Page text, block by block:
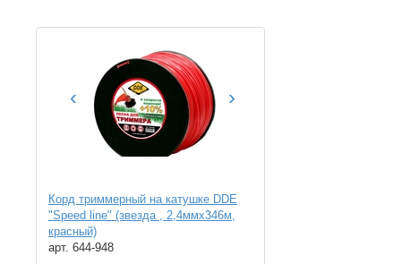
‹ ›
Корд триммерный на катушке DDE
"Speed line" (звезда , 2,4ммх346м,
красный)
арт. 644-948